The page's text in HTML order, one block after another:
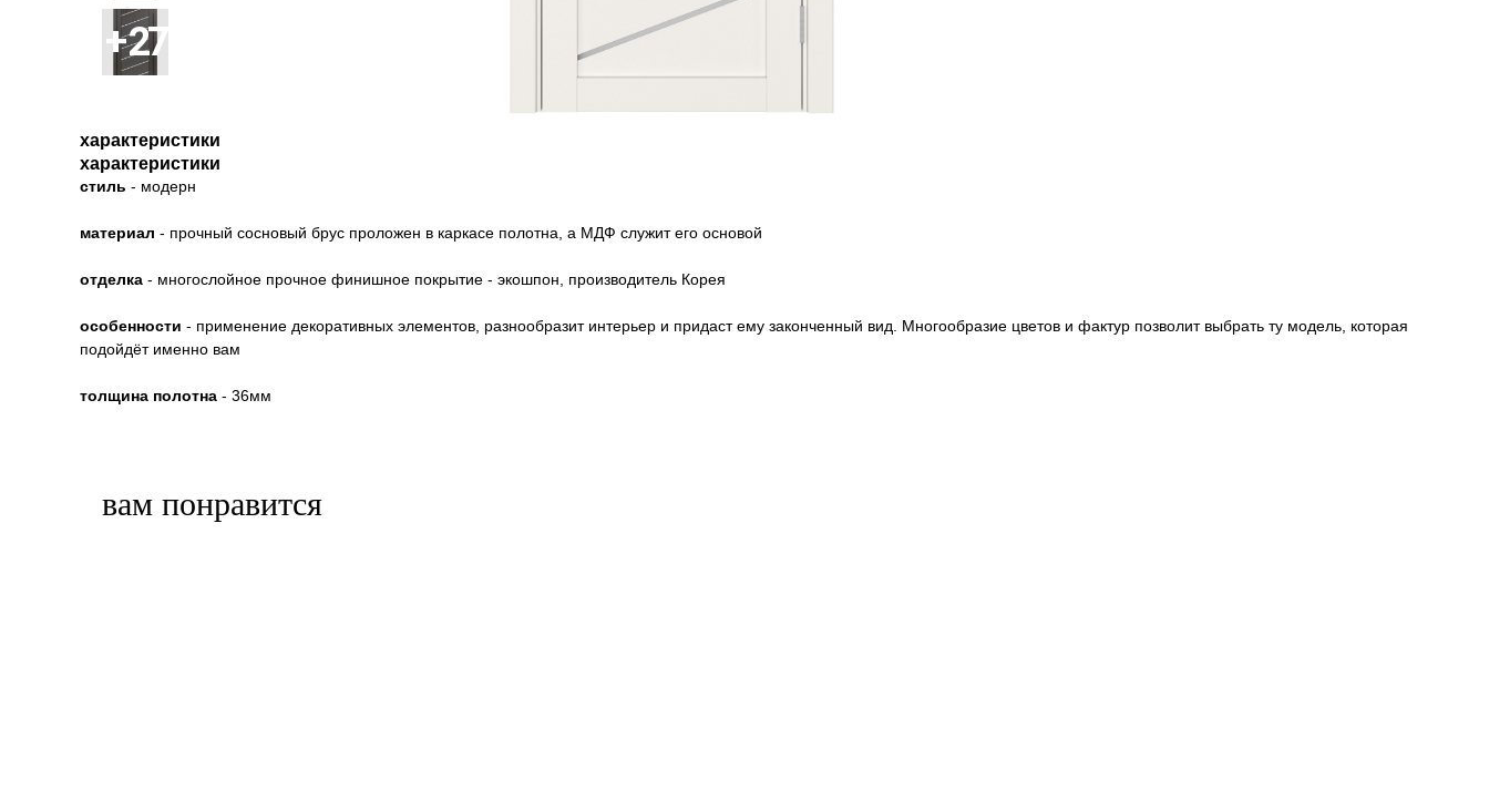
характеристики
характеристики
стиль - модерн
материал - прочный сосновый брус проложен в каркасе полотна, а МДФ служит его основой
отделка - многослойное прочное финишное покрытие - экошпон, производитель Корея
особенности - применение декоративных элементов, разнообразит интерьер и придаст ему законченный вид. Многообразие цветов и фактур позволит выбрать ту модель, которая
подойдёт именно вам
толщина полотна - 36мм
вам понравится